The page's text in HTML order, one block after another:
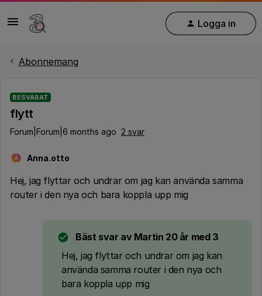
Logga in
Abonnemang
BESVARAT
flytt
Forum|Forum|6 months ago 2 svar
A Anna.otto
Hej, jag flyttar och undrar om jag kan använda samma
router i den nya och bara koppla upp mig
Bäst svar av Martin 20 år med 3
Hej, jag flyttar och undrar om jag kan
använda samma router i den nya och
bara koppla upp mig